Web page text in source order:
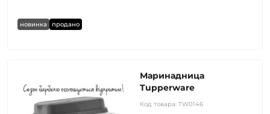
новинка продано
Маринадница
Tupperware
Код товара: TW0146